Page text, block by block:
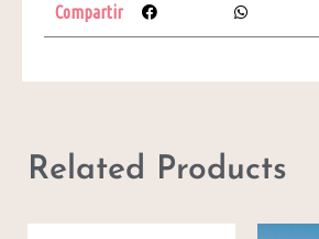
Compartir
Related Products